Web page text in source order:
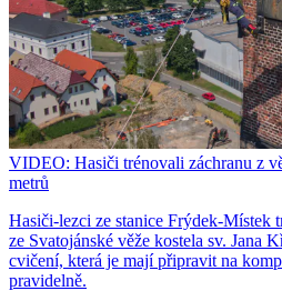
VIDEO: Hasiči trénovali záchranu z
metrů
Hasiči-lezci ze stanice Frýdek-Místek
ze Svatojánské věže kostela sv. Jana
cvičení, která je mají připravit na
pravidelně.